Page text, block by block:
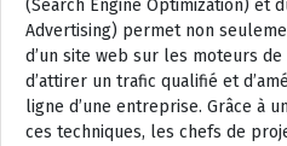
(Search Engine Optimization) et
Advertising) permet non
d’un site web sur les moteurs de
d’attirer un trafic qualifié et
ligne d’une entreprise. Grâce à
ces techniques, les chefs de